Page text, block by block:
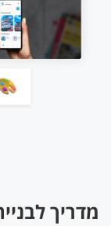
מדריך